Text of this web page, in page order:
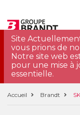
Site
vous prions de
Notre site web
pour une mise à
essentielle.
Accueil Brandt